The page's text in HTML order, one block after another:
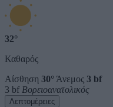
32°
Καθαρός
Αίσθηση 30° Άνεμος 3 bf
3 bf Βορειοανατολικός
Λεπτομέρειες